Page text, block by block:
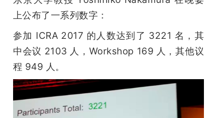
上公布了一系列数字：
参加 ICRA 2017 的人数达到了 3221 名，其
中会议 2103 人，Workshop 169 人，其他议
程 949 人。